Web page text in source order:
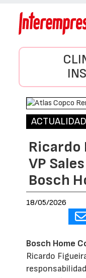
ACTUALIDAD
Ricardo
VP
Bosch
18/05/2026
Bosch Home
Ricardo